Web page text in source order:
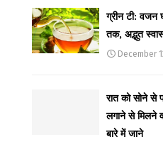
ग्रीन टी:
तक, अद्भुत
December
रात को सोने से
लगाने से मिलने
बारे में जाने